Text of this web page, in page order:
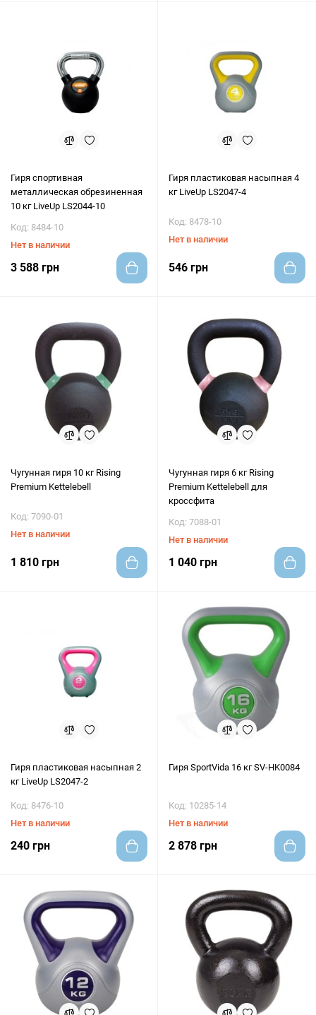
Гиря спортивная
металлическая обрезиненная
10 кг LiveUp LS2044-10
Код: 8484-10
Нет в наличии
3 588 грн
Гиря пластиковая насыпная 4
кг LiveUp LS2047-4
Код: 8478-10
Нет в наличии
546 грн
Чугунная гиря 10 кг Rising
Premium Kettelebell
Код: 7090-01
Нет в наличии
1 810 грн
Чугунная гиря 6 кг Rising
Premium Kettelebell для
кроссфита
Код: 7088-01
Нет в наличии
1 040 грн
Гиря пластиковая насыпная 2
кг LiveUp LS2047-2
Код: 8476-10
Нет в наличии
240 грн
Гиря SportVida 16 кг SV-HK0084
Код: 10285-14
Нет в наличии
2 878 грн